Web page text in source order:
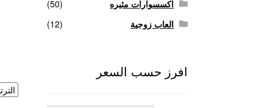
اكسسوارات مثيره
(50)
العاب زوجية
(12)
افرز حسب السعر